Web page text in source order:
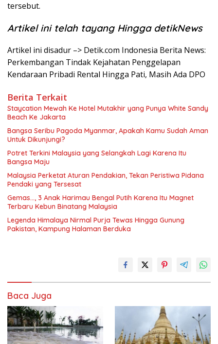
tersebut.
Artikel ini telah tayang Hingga detikNews
Artikel ini disadur –> Detik.com Indonesia Berita News:
Perkembangan Tindak Kejahatan Penggelapan
Kendaraan Pribadi Rental Hingga Pati, Masih Ada DPO
Berita Terkait
Staycation Mewah Ke Hotel Mutakhir yang Punya White Sandy
Beach Ke Jakarta
Bangsa Seribu Pagoda Myanmar, Apakah Kamu Sudah Aman
Untuk Dikunjungi?
Potret Terkini Malaysia yang Selangkah Lagi Karena Itu
Bangsa Maju
Malaysia Perketat Aturan Pendakian, Tekan Peristiwa Pidana
Pendaki yang Tersesat
Gemas…, 3 Anak Harimau Bengal Putih Karena Itu Magnet
Terbaru Kebun Binatang Malaysia
Legenda Himalaya Nirmal Purja Tewas Hingga Gunung
Pakistan, Kampung Halaman Berduka
Baca Juga